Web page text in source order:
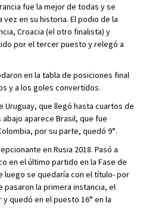
fue la mejor de todas y se
en su historia. El podio de la
Croacia (el otro finalista) y
por el tercer puesto y relegó a
en la tabla de posiciones final
y a los goles convertidos.
Uruguay, que llegó hasta cuartos de
abajo aparece Brasil, que fue
por su parte, quedó 9°.
en Rusia 2018. Pasó a
en el último partido en la Fase de
luego se quedaría con el título- por
pasaron la primera instancia, el
quedó en el puesto 16° en la